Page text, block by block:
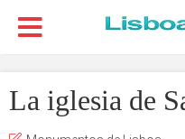
La iglesia de